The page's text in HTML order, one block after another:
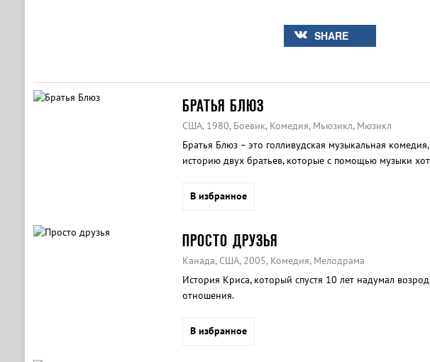
SHARE
БРАТЬЯ БЛЮЗ
США, 1980, Боевик, Комедия, Мьюзикл, Мюзикл
Братья Блюз – это голливудская музыкальная
историю двух братьев, которые с помощью музыки
В избранное
ПРОСТО ДРУЗЬЯ
Канада, США, 2005, Комедия, Мелодрама
История Криса, который спустя 10 лет надумал
отношения.
В избранное